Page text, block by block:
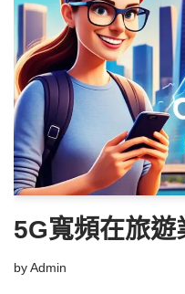
5G寬頻在旅遊
byAdmin